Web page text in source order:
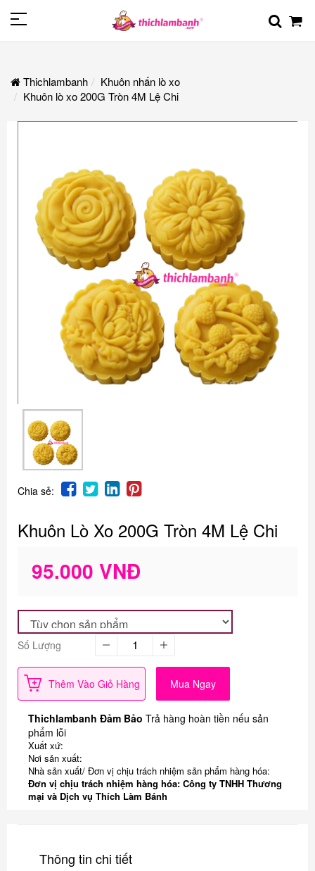
Thichlambanh
Khuôn nhấn lò xo
Khuôn lò xo 200G Tròn 4M Lệ Chi
Chia sẻ:
Khuôn Lò Xo 200G Tròn 4M Lệ Chi
95.000 VNĐ
Số Lượng
Thêm Vào Giỏ Hàng Mua Ngay
Thichlambanh Đảm Bảo Trả hàng hoàn tiền nếu sản
phẩm lỗi
Xuất xứ:
Nơi sản xuất:
Nhà sản xuất/ Đơn vị chịu trách nhiệm sản phẩm hàng hóa:
Đơn vị chịu trách nhiệm hàng hóa: Công ty TNHH Thương
mại và Dịch vụ Thích Làm Bánh
Thông tin chi tiết